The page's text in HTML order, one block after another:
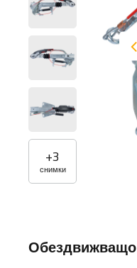
+3
снимки
Обездвижващо